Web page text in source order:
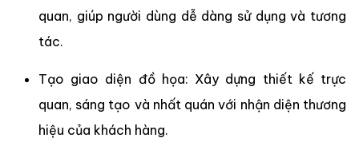
quan, giúp người dùng dễ dàng sử dụng và tương
tác.
Tạo giao diện đồ họa: Xây dựng thiết kế trực
quan, sáng tạo và nhất quán với nhận diện thương
hiệu của khách hàng.